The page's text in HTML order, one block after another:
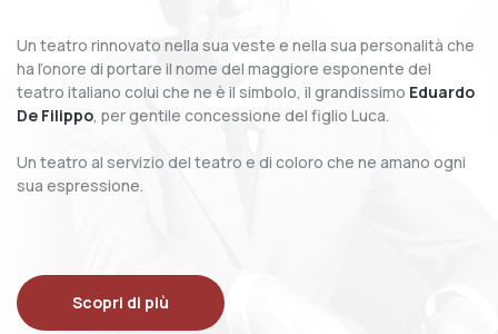
Un teatro rinnovato nella sua veste e nella sua personalità che
ha l’onore di portare il nome del maggiore esponente del
teatro italiano colui che ne è il simbolo, il grandissimo Eduardo
De Filippo, per gentile concessione del figlio Luca.
Un teatro al servizio del teatro e di coloro che ne amano ogni
sua espressione.
Scopri di più